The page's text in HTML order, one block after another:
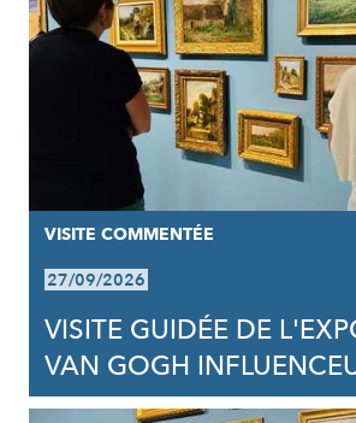
VISITE COMMENTÉE
27/09/2026
VISITE GUIDÉE DE
VAN GOGH